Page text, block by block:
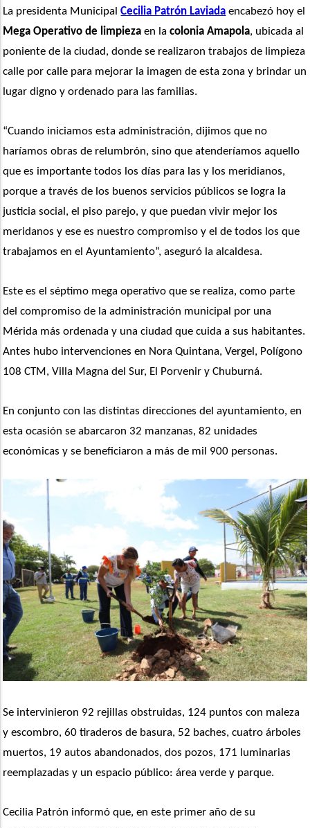
La presidenta Municipal Cecilia Patrón Laviada encabezó hoy el
Mega Operativo de limpieza en la colonia Amapola, ubicada al
poniente de la ciudad, donde se realizaron trabajos de limpieza
calle por calle para mejorar la imagen de esta zona y brindar un
lugar digno y ordenado para las familias.
“Cuando iniciamos esta administración, dijimos que no
haríamos obras de relumbrón, sino que atenderíamos aquello
que es importante todos los días para las y los meridianos,
porque a través de los buenos servicios públicos se logra la
justicia social, el piso parejo, y que puedan vivir mejor los
meridanos y ese es nuestro compromiso y el de todos los que
trabajamos en el Ayuntamiento”, aseguró la alcaldesa.
Este es el séptimo mega operativo que se realiza, como parte
del compromiso de la administración municipal por una
Mérida más ordenada y una ciudad que cuida a sus habitantes.
Antes hubo intervenciones en Nora Quintana, Vergel, Polígono
108 CTM, Villa Magna del Sur, El Porvenir y Chuburná.
En conjunto con las distintas direcciones del ayuntamiento, en
esta ocasión se abarcaron 32 manzanas, 82 unidades
económicas y se beneficiaron a más de mil 900 personas.
Se intervinieron 92 rejillas obstruidas, 124 puntos con maleza
y escombro, 60 tiraderos de basura, 52 baches, cuatro árboles
muertos, 19 autos abandonados, dos pozos, 171 luminarias
reemplazadas y un espacio público: área verde y parque.
Cecilia Patrón informó que, en este primer año de su